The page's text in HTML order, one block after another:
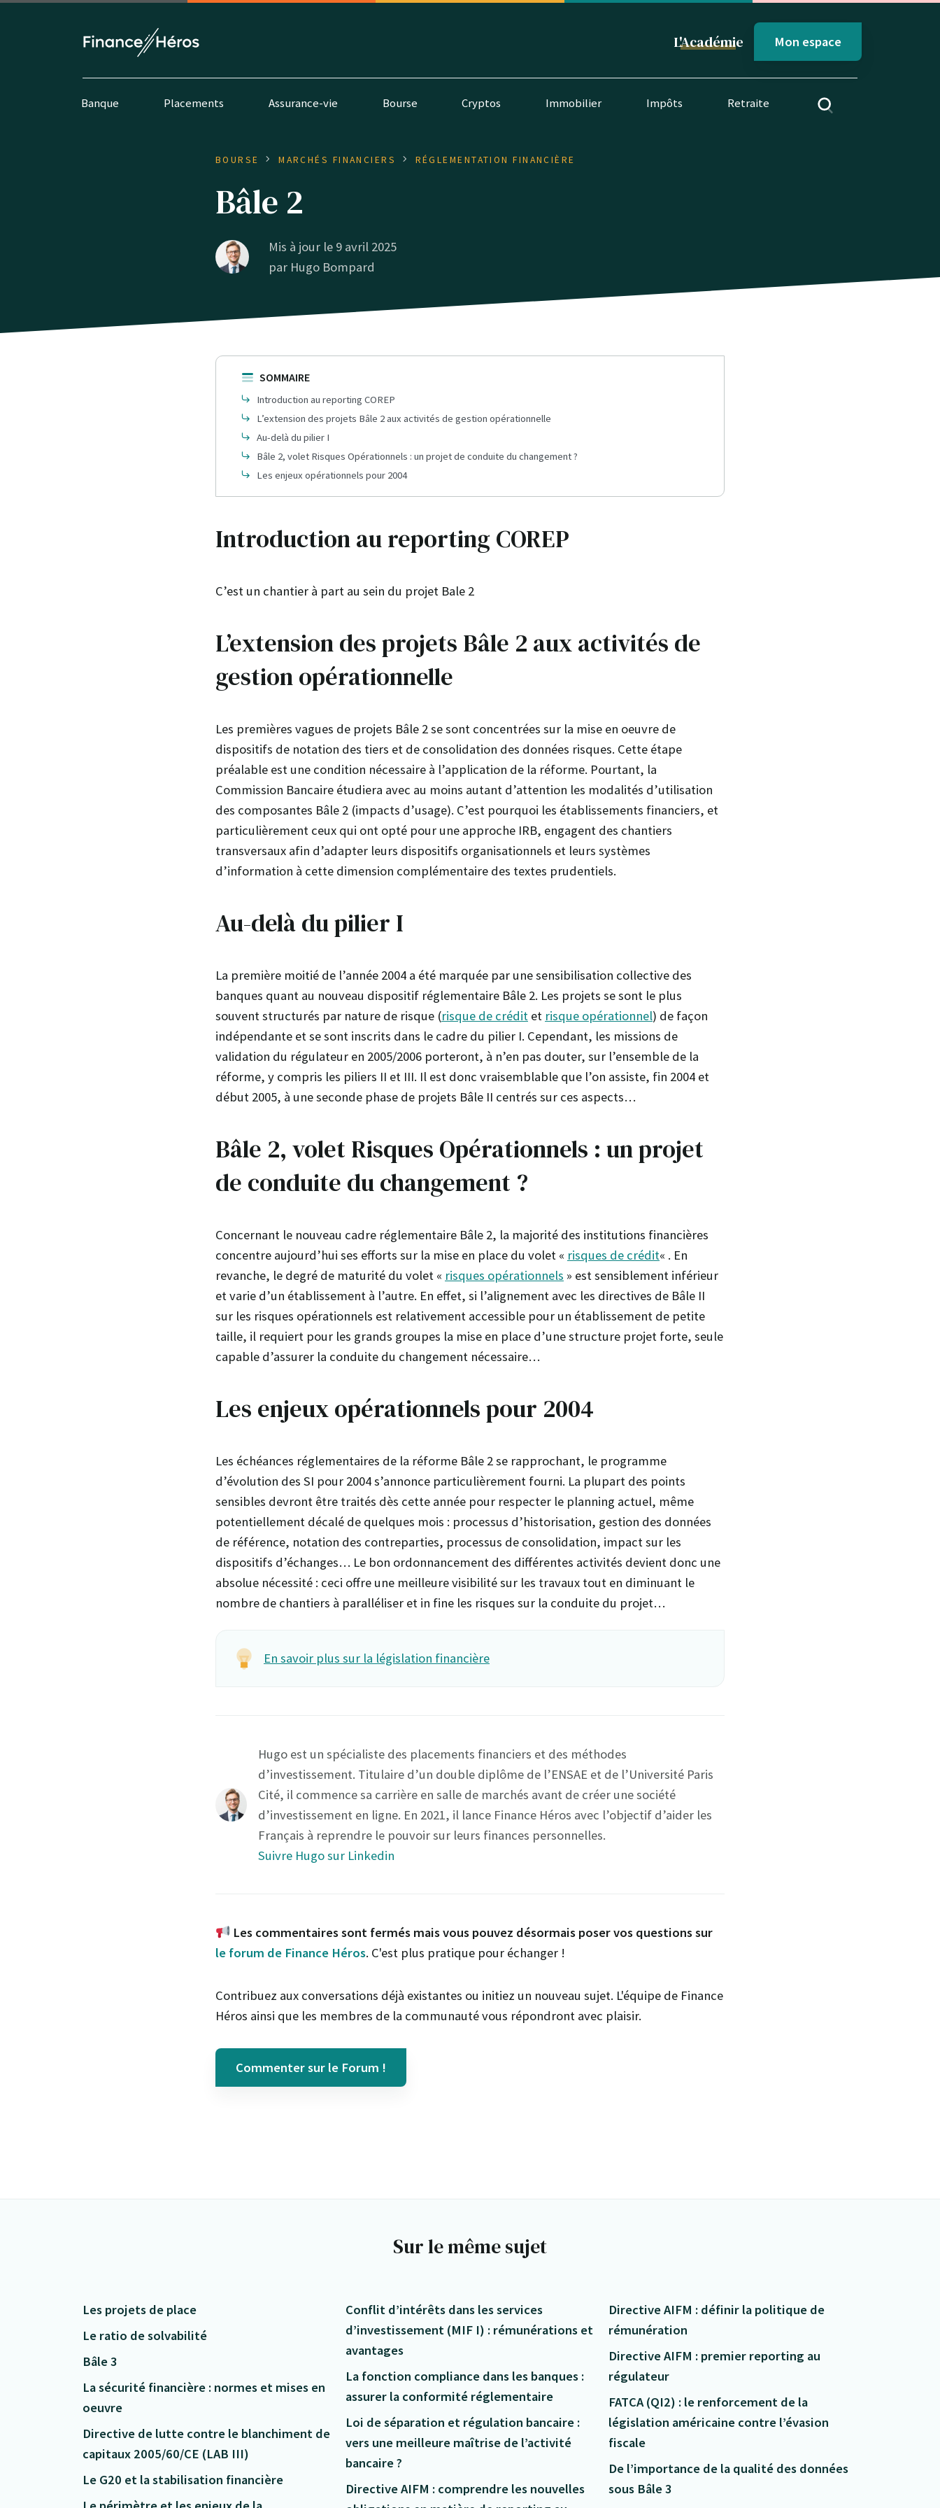
L'Académie Mon espace
Banque Placements Assurance-vie Bourse Cryptos Immobilier Impôts Retraite
BOURSE MARCHÉS FINANCIERS RÉGLEMENTATION FINANCIÈRE
Bâle 2
Mis à jour le 9 avril 2025
par Hugo Bompard
SOMMAIRE
Introduction au reporting COREP
L’extension des projets Bâle 2 aux activités de gestion opérationnelle
Au-delà du pilier I
Bâle 2, volet Risques Opérationnels : un projet de conduite du changement ?
Les enjeux opérationnels pour 2004
Introduction au reporting COREP
C’est un chantier à part au sein du projet Bale 2
L’extension des projets Bâle 2 aux activités de
gestion opérationnelle
Les premières vagues de projets Bâle 2 se sont concentrées sur la mise en oeuvre de
dispositifs de notation des tiers et de consolidation des données risques. Cette étape
préalable est une condition nécessaire à l’application de la réforme. Pourtant, la
Commission Bancaire étudiera avec au moins autant d’attention les modalités d’utilisation
des composantes Bâle 2 (impacts d’usage). C’est pourquoi les établissements financiers, et
particulièrement ceux qui ont opté pour une approche IRB, engagent des chantiers
transversaux afin d’adapter leurs dispositifs organisationnels et leurs systèmes
d’information à cette dimension complémentaire des textes prudentiels.
Au-delà du pilier I
La première moitié de l’année 2004 a été marquée par une sensibilisation collective des
banques quant au nouveau dispositif réglementaire Bâle 2. Les projets se sont le plus
souvent structurés par nature de risque (risque de crédit et risque opérationnel) de façon
indépendante et se sont inscrits dans le cadre du pilier I. Cependant, les missions de
validation du régulateur en 2005/2006 porteront, à n’en pas douter, sur l’ensemble de la
réforme, y compris les piliers II et III. Il est donc vraisemblable que l’on assiste, fin 2004 et
début 2005, à une seconde phase de projets Bâle II centrés sur ces aspects…
Bâle 2, volet Risques Opérationnels : un projet
de conduite du changement ?
Concernant le nouveau cadre réglementaire Bâle 2, la majorité des institutions financières
concentre aujourd’hui ses efforts sur la mise en place du volet « risques de crédit« . En
revanche, le degré de maturité du volet « risques opérationnels » est sensiblement inférieur
et varie d’un établissement à l’autre. En effet, si l’alignement avec les directives de Bâle II
sur les risques opérationnels est relativement accessible pour un établissement de petite
taille, il requiert pour les grands groupes la mise en place d’une structure projet forte, seule
capable d’assurer la conduite du changement nécessaire…
Les enjeux opérationnels pour 2004
Les échéances réglementaires de la réforme Bâle 2 se rapprochant, le programme
d’évolution des SI pour 2004 s’annonce particulièrement fourni. La plupart des points
sensibles devront être traités dès cette année pour respecter le planning actuel, même
potentiellement décalé de quelques mois : processus d’historisation, gestion des données
de référence, notation des contreparties, processus de consolidation, impact sur les
dispositifs d’échanges… Le bon ordonnancement des différentes activités devient donc une
absolue nécessité : ceci offre une meilleure visibilité sur les travaux tout en diminuant le
nombre de chantiers à paralléliser et in fine les risques sur la conduite du projet…
En savoir plus sur la législation financière
Hugo est un spécialiste des placements financiers et des méthodes
d’investissement. Titulaire d’un double diplôme de l’ENSAE et de l’Université Paris
Cité, il commence sa carrière en salle de marchés avant de créer une société
d’investissement en ligne. En 2021, il lance Finance Héros avec l’objectif d’aider les
Français à reprendre le pouvoir sur leurs finances personnelles.
Suivre Hugo sur Linkedin
Les commentaires sont fermés mais vous pouvez désormais poser vos questions sur
le forum de Finance Héros. C'est plus pratique pour échanger !
Contribuez aux conversations déjà existantes ou initiez un nouveau sujet. L'équipe de Finance
Héros ainsi que les membres de la communauté vous répondront avec plaisir.
Commenter sur le Forum !
Sur le même sujet
Les projets de place
Le ratio de solvabilité
Bâle 3
La sécurité financière : normes et mises en
oeuvre
Directive de lutte contre le blanchiment de
capitaux 2005/60/CE (LAB III)
Le G20 et la stabilisation financière
Conflit d’intérêts dans les services
d’investissement (MIF I) : rémunérations et
avantages
La fonction compliance dans les banques :
assurer la conformité réglementaire
Loi de séparation et régulation bancaire :
vers une meilleure maîtrise de l’activité
bancaire ?
Directive AIFM : comprendre les nouvelles
Directive AIFM : définir la politique de
rémunération
Directive AIFM : premier reporting au
régulateur
FATCA (QI2) : le renforcement de la
législation américaine contre l’évasion
fiscale
De l’importance de la qualité des données
sous Bâle 3